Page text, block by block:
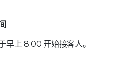
早上 8:00 开始接客人。